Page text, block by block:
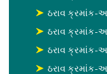
ઠરાવ ક્રમાંક-
ઠરાવ ક્રમાંક-
ઠરાવ ક્રમાંક-
ઠરાવ ક્રમાંક-